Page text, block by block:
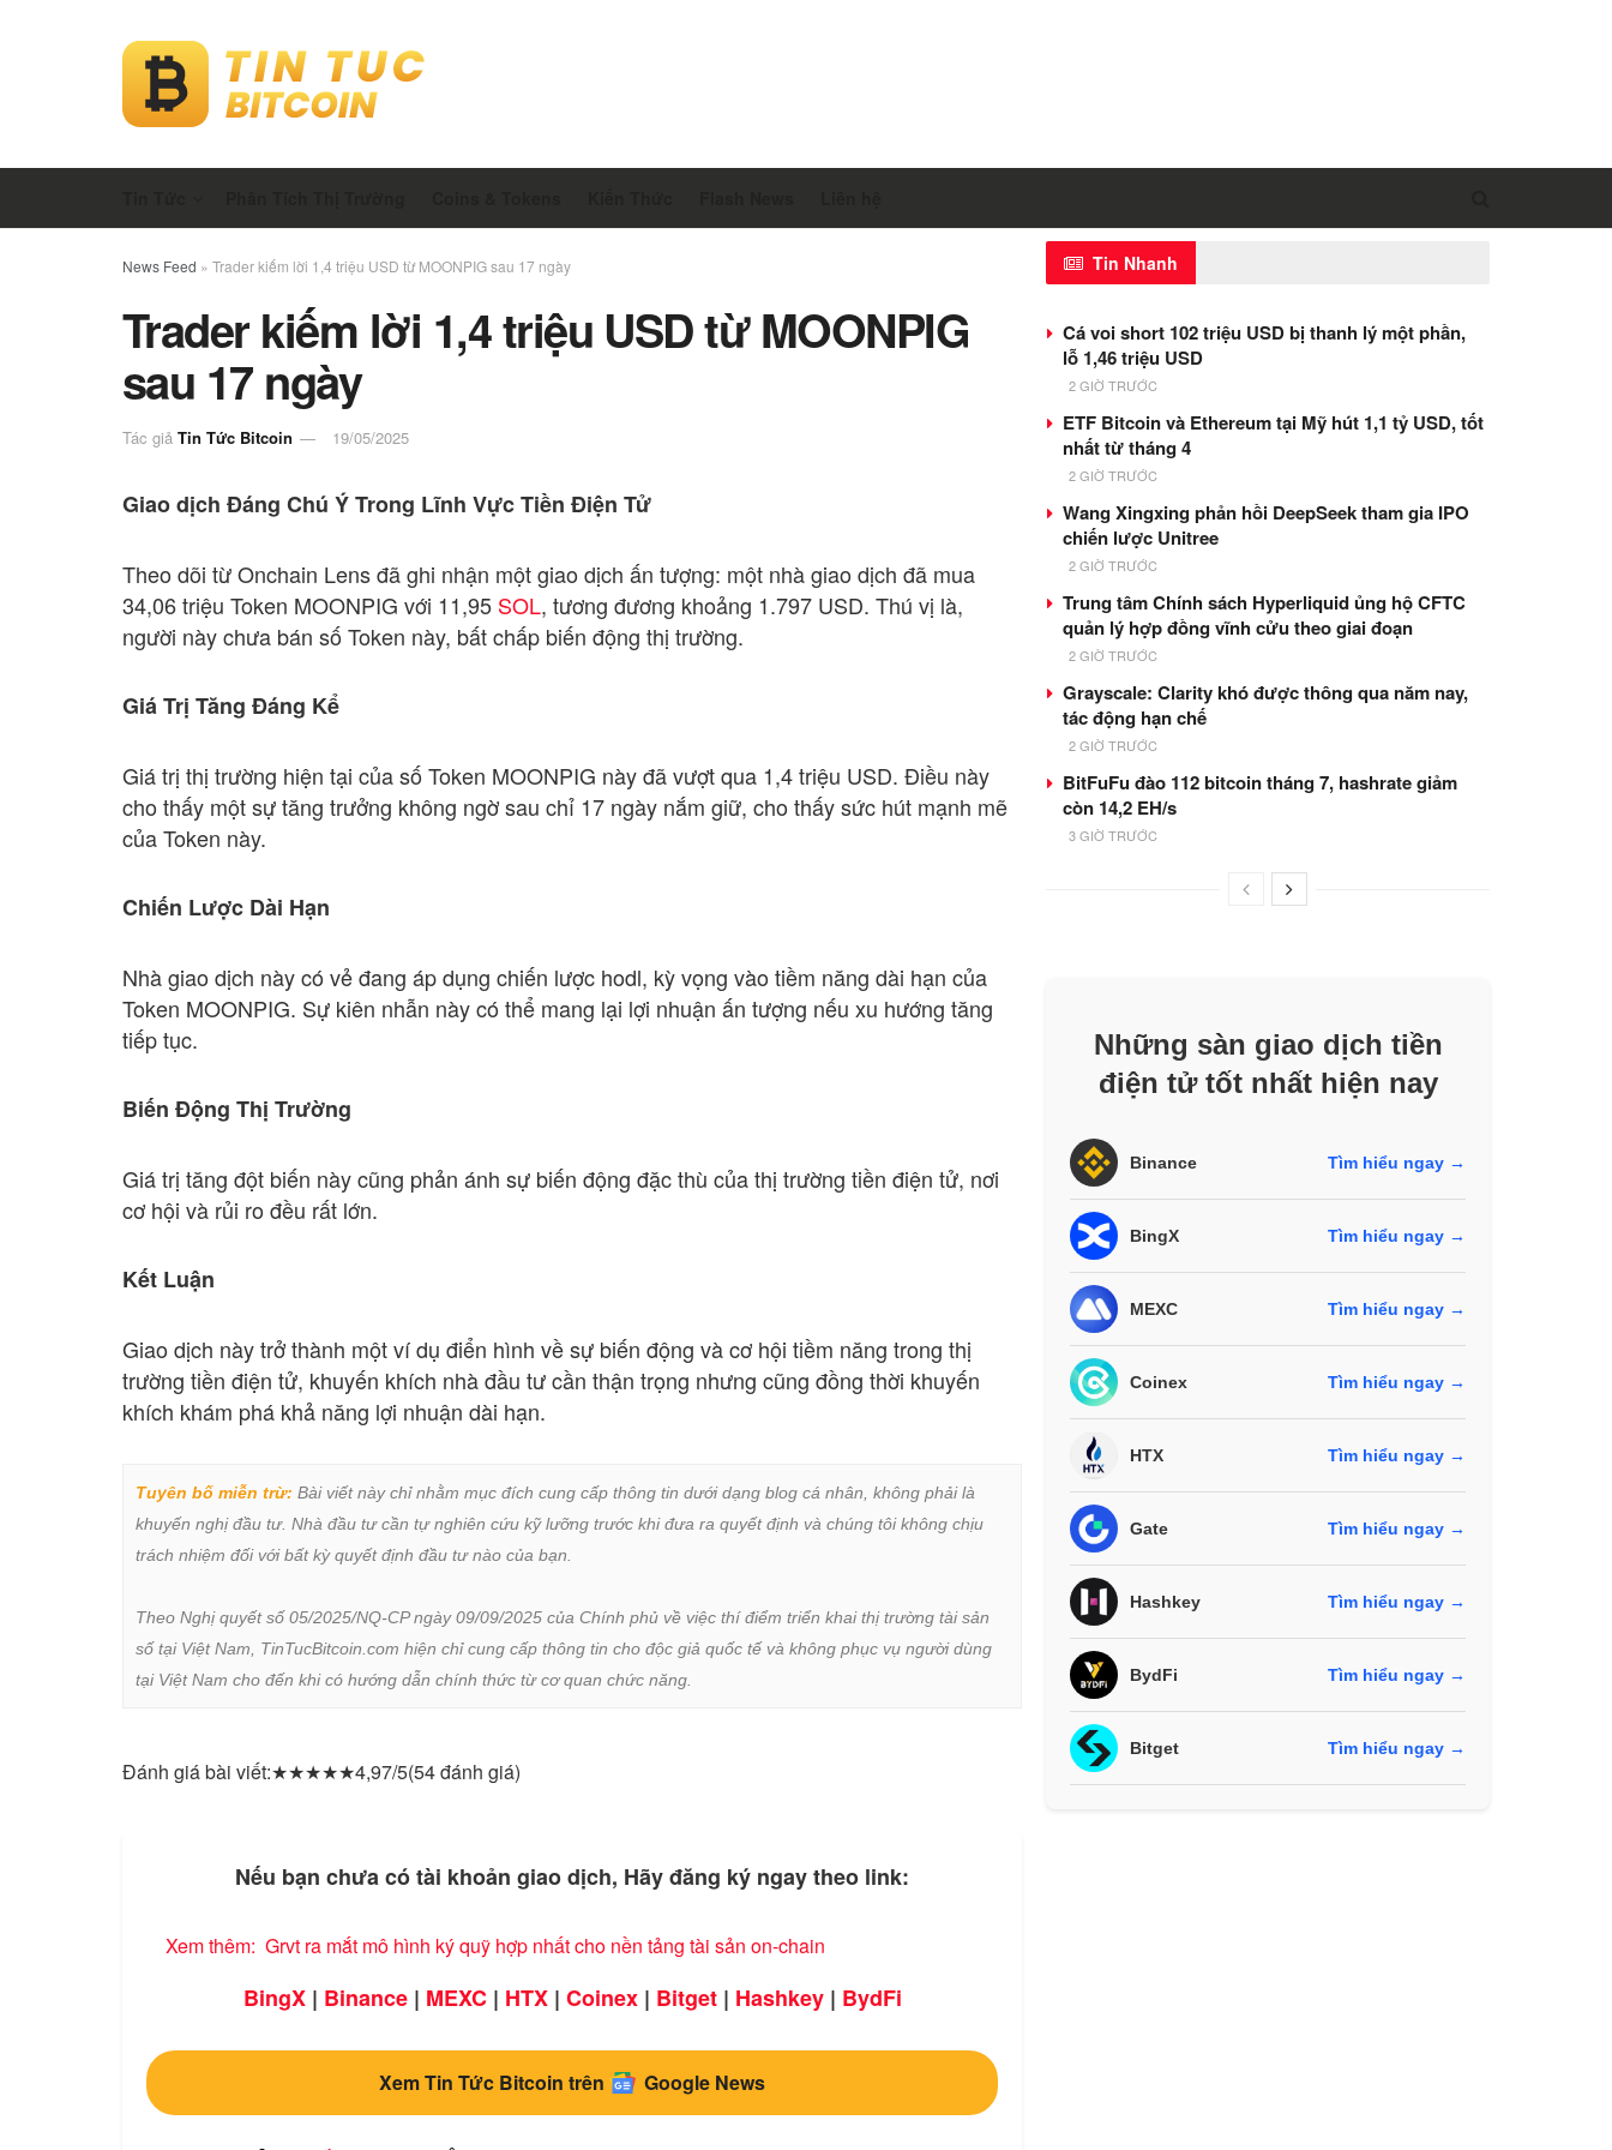
News Feed » Trader kiếm lời 1,4 triệu USD từ MOONPIG sau 17 ngày
Trader kiếm lời 1,4 triệu USD từ MOONPIG
sau 17 ngày
Tác giả Tin Tức Bitcoin 19/05/2025
Giao dịch Đáng Chú Ý Trong Lĩnh Vực Tiền Điện Tử
Theo dõi từ Onchain Lens đã ghi nhận một giao dịch ấn tượng: một nhà giao dịch đã mua
34,06 triệu Token MOONPIG với 11,95 SOL, tương đương khoảng 1.797 USD. Thú vị là,
người này chưa bán số Token này, bất chấp biến động thị trường.
Giá Trị Tăng Đáng Kể
Giá trị thị trường hiện tại của số Token MOONPIG này đã vượt qua 1,4 triệu USD. Điều này
cho thấy một sự tăng trưởng không ngờ sau chỉ 17 ngày nắm giữ, cho thấy sức hút mạnh mẽ
của Token này.
Chiến Lược Dài Hạn
Nhà giao dịch này có vẻ đang áp dụng chiến lược hodl, kỳ vọng vào tiềm năng dài hạn của
Token MOONPIG. Sự kiên nhẫn này có thể mang lại lợi nhuận ấn tượng nếu xu hướng tăng
tiếp tục.
Biến Động Thị Trường
Giá trị tăng đột biến này cũng phản ánh sự biến động đặc thù của thị trường tiền điện tử, nơi
cơ hội và rủi ro đều rất lớn.
Kết Luận
Giao dịch này trở thành một ví dụ điển hình về sự biến động và cơ hội tiềm năng trong thị
trường tiền điện tử, khuyến khích nhà đầu tư cần thận trọng nhưng cũng đồng thời khuyến
khích khám phá khả năng lợi nhuận dài hạn.
Tuyên bố miễn trừ: Bài viết này chỉ nhằm mục đích cung cấp thông tin dưới dạng blog cá nhân, không phải là
khuyến nghị đầu tư. Nhà đầu tư cần tự nghiên cứu kỹ lưỡng trước khi đưa ra quyết định và chúng tôi không chịu
trách nhiệm đối với bất kỳ quyết định đầu tư nào của bạn.
Theo Nghị quyết số 05/2025/NQ-CP ngày 09/09/2025 của Chính phủ về việc thí điểm triển khai thị trường tài sản
số tại Việt Nam, TinTucBitcoin.com hiện chỉ cung cấp thông tin cho độc giả quốc tế và không phục vụ người dùng
tại Việt Nam cho đến khi có hướng dẫn chính thức từ cơ quan chức năng.
Đánh giá bài viết:★★★★★4,97/5(54 đánh giá)
Nếu bạn chưa có tài khoản giao dịch, Hãy đăng ký ngay theo link:
Xem thêm: Grvt ra mắt mô hình ký quỹ hợp nhất cho nền tảng tài sản on-chain
BingX| Binance| MEXC| HTX| Coinex| Bitget| Hashkey| BydFi
Xem Tin Tức Bitcoin trên Google News
Tin Nhanh
Cá voi short 102 triệu USD bị thanh lý một phần,
lỗ 1,46 triệu USD
2 GIỜ TRƯỚC
ETF Bitcoin và Ethereum tại Mỹ hút 1,1 tỷ USD, tốt
nhất từ tháng 4
2 GIỜ TRƯỚC
Wang Xingxing phản hồi DeepSeek tham gia IPO
chiến lược Unitree
2 GIỜ TRƯỚC
Trung tâm Chính sách Hyperliquid ủng hộ CFTC
quản lý hợp đồng vĩnh cửu theo giai đoạn
2 GIỜ TRƯỚC
Grayscale: Clarity khó được thông qua năm nay,
tác động hạn chế
2 GIỜ TRƯỚC
BitFuFu đào 112 bitcoin tháng 7, hashrate giảm
còn 14,2 EH/s
3 GIỜ TRƯỚC
Những sàn giao dịch tiền
điện tử tốt nhất hiện nay
Binance Tìm hiểu ngay →
BingX Tìm hiểu ngay →
MEXC Tìm hiểu ngay →
Coinex Tìm hiểu ngay →
HTX Tìm hiểu ngay →
Gate Tìm hiểu ngay →
Hashkey Tìm hiểu ngay →
BydFi Tìm hiểu ngay →
Bitget Tìm hiểu ngay →